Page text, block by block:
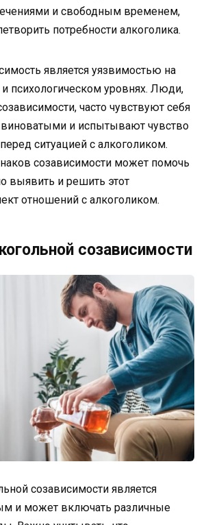
и свободным временем,
потребности алкоголика.
является уязвимостью на
психологическом уровнях. Люди,
часто чувствуют себя
и испытывают чувство
ситуацией с алкоголиком.
созависимости может помочь
выявить и решить этот
отношений с алкоголиком.
созависимости
созависимости является
и может включать различные